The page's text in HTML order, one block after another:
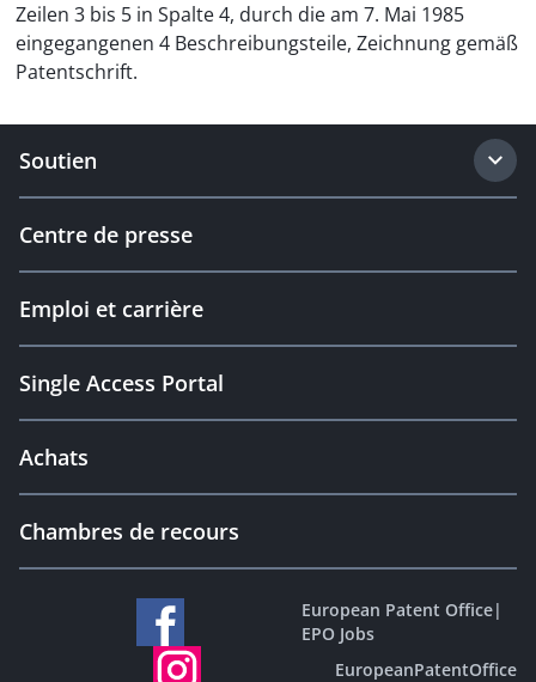
Zeilen 3 bis 5 in Spalte 4, durch die am 7. Mai 1985
eingegangenen 4 Beschreibungsteile, Zeichnung gemäß
Patentschrift.
Soutien
Centre de presse
Emploi et carrière
Single Access Portal
Achats
Chambres de recours
European Patent Office|
EPO Jobs
EuropeanPatentOffice